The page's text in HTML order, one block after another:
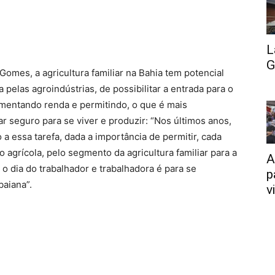
a agricultura familiar na Bahia tem potencial
pelas agroindústrias, de possibilitar a entrada para o
renda e permitindo, o que é mais
seguro para se viver e produzir: “Nos últimos anos,
essa tarefa, dada a importância de permitir, cada
agrícola, pelo segmento da agricultura familiar para a
dia do trabalhador e trabalhadora é para se